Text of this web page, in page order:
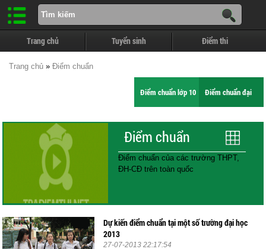
Trang chủ Tuyển sinh Điểm thi
Trang chủ » Điểm chuẩn
Điểm chuẩn lớp 10 Điểm chuẩn đại
học
Điểm chuẩn
Điểm chuẩn của các trường THPT,
ĐH-CĐ trên toàn quốc
Dự kiến điểm chuẩn tại một số trường đại học
2013
27-07-2013 22:17:54